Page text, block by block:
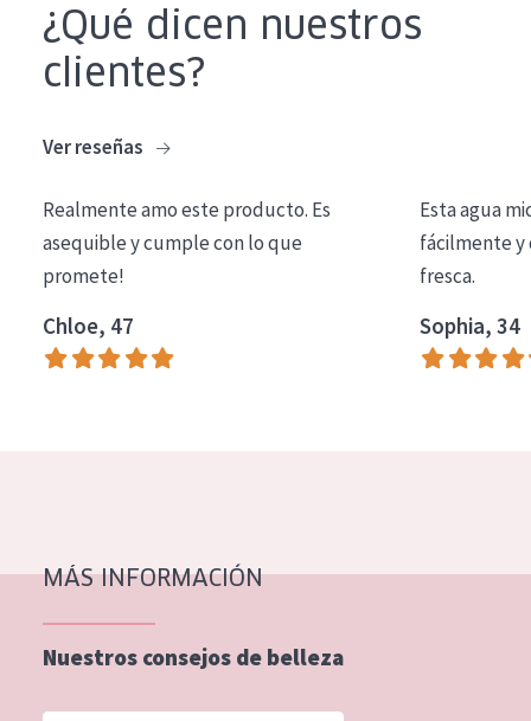
¿Qué dicen nuestros
clientes?
Ver reseñas
Realmente amo este producto. Es
asequible y cumple con lo que
promete!
Chloe, 47
Esta agua
fácilmente y
fresca.
Sophia, 34
MÁS INFORMACIÓN
Nuestros consejos de belleza